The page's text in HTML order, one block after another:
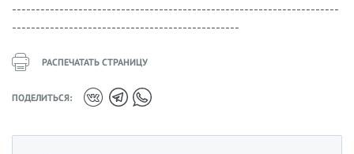
---------------------------------------------------------------------
------------------------------------------------
РАСПЕЧАТАТЬ СТРАНИЦУ
ПОДЕЛИТЬСЯ: